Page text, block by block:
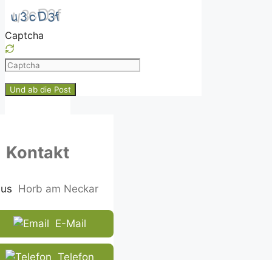
Captcha
Please
the
the
ensure
that
you
are
human.
Kontakt
Horb am Neckar
E-Mail
Telefon